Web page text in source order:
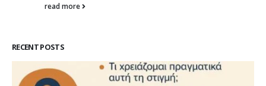
read more
RECENT POSTS